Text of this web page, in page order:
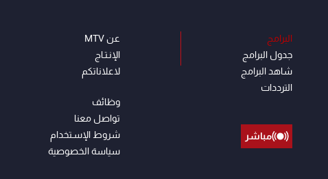
البرامج
جدول البرامج
شاهد البرامج
الترددات
مباشر
عن MTV
الإنـتـاج
لاعلاناتكم
وظائف
تواصل معنا
شروط الإسـتخدام
سياسة الخصوصية